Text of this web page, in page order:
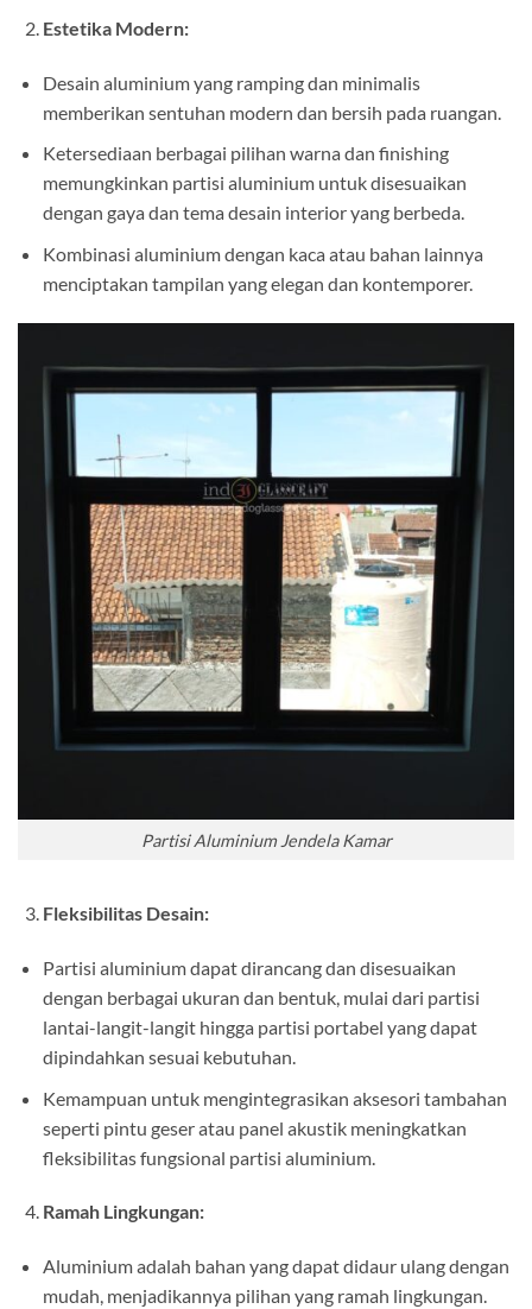
Estetika Modern:
Desain aluminium yang ramping dan minimalis
memberikan sentuhan modern dan bersih pada ruangan.
Ketersediaan berbagai pilihan warna dan finishing
memungkinkan partisi aluminium untuk disesuaikan
dengan gaya dan tema desain interior yang berbeda.
Kombinasi aluminium dengan kaca atau bahan lainnya
menciptakan tampilan yang elegan dan kontemporer.
Partisi Aluminium Jendela Kamar
Fleksibilitas Desain:
Partisi aluminium dapat dirancang dan disesuaikan
dengan berbagai ukuran dan bentuk, mulai dari partisi
lantai-langit-langit hingga partisi portabel yang dapat
dipindahkan sesuai kebutuhan.
Kemampuan untuk mengintegrasikan aksesori tambahan
seperti pintu geser atau panel akustik meningkatkan
fleksibilitas fungsional partisi aluminium.
Ramah Lingkungan:
Aluminium adalah bahan yang dapat didaur ulang dengan
mudah, menjadikannya pilihan yang ramah lingkungan.